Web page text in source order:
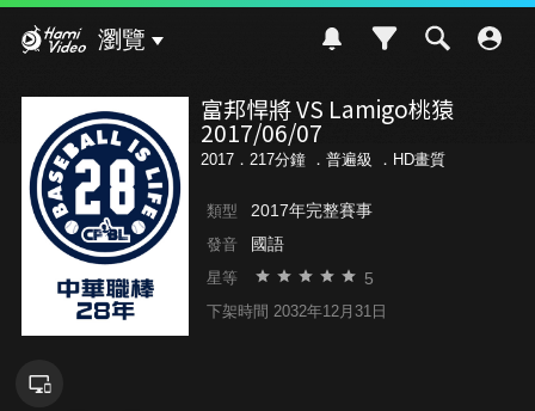
瀏覽
富邦悍將 VS Lamigo桃猿
2017/06/07
2017．217分鐘 ． 普遍級 ．HD畫質
類型 2017年完整賽事
發音 國語
星等 5
下架時間 2032年12月31日